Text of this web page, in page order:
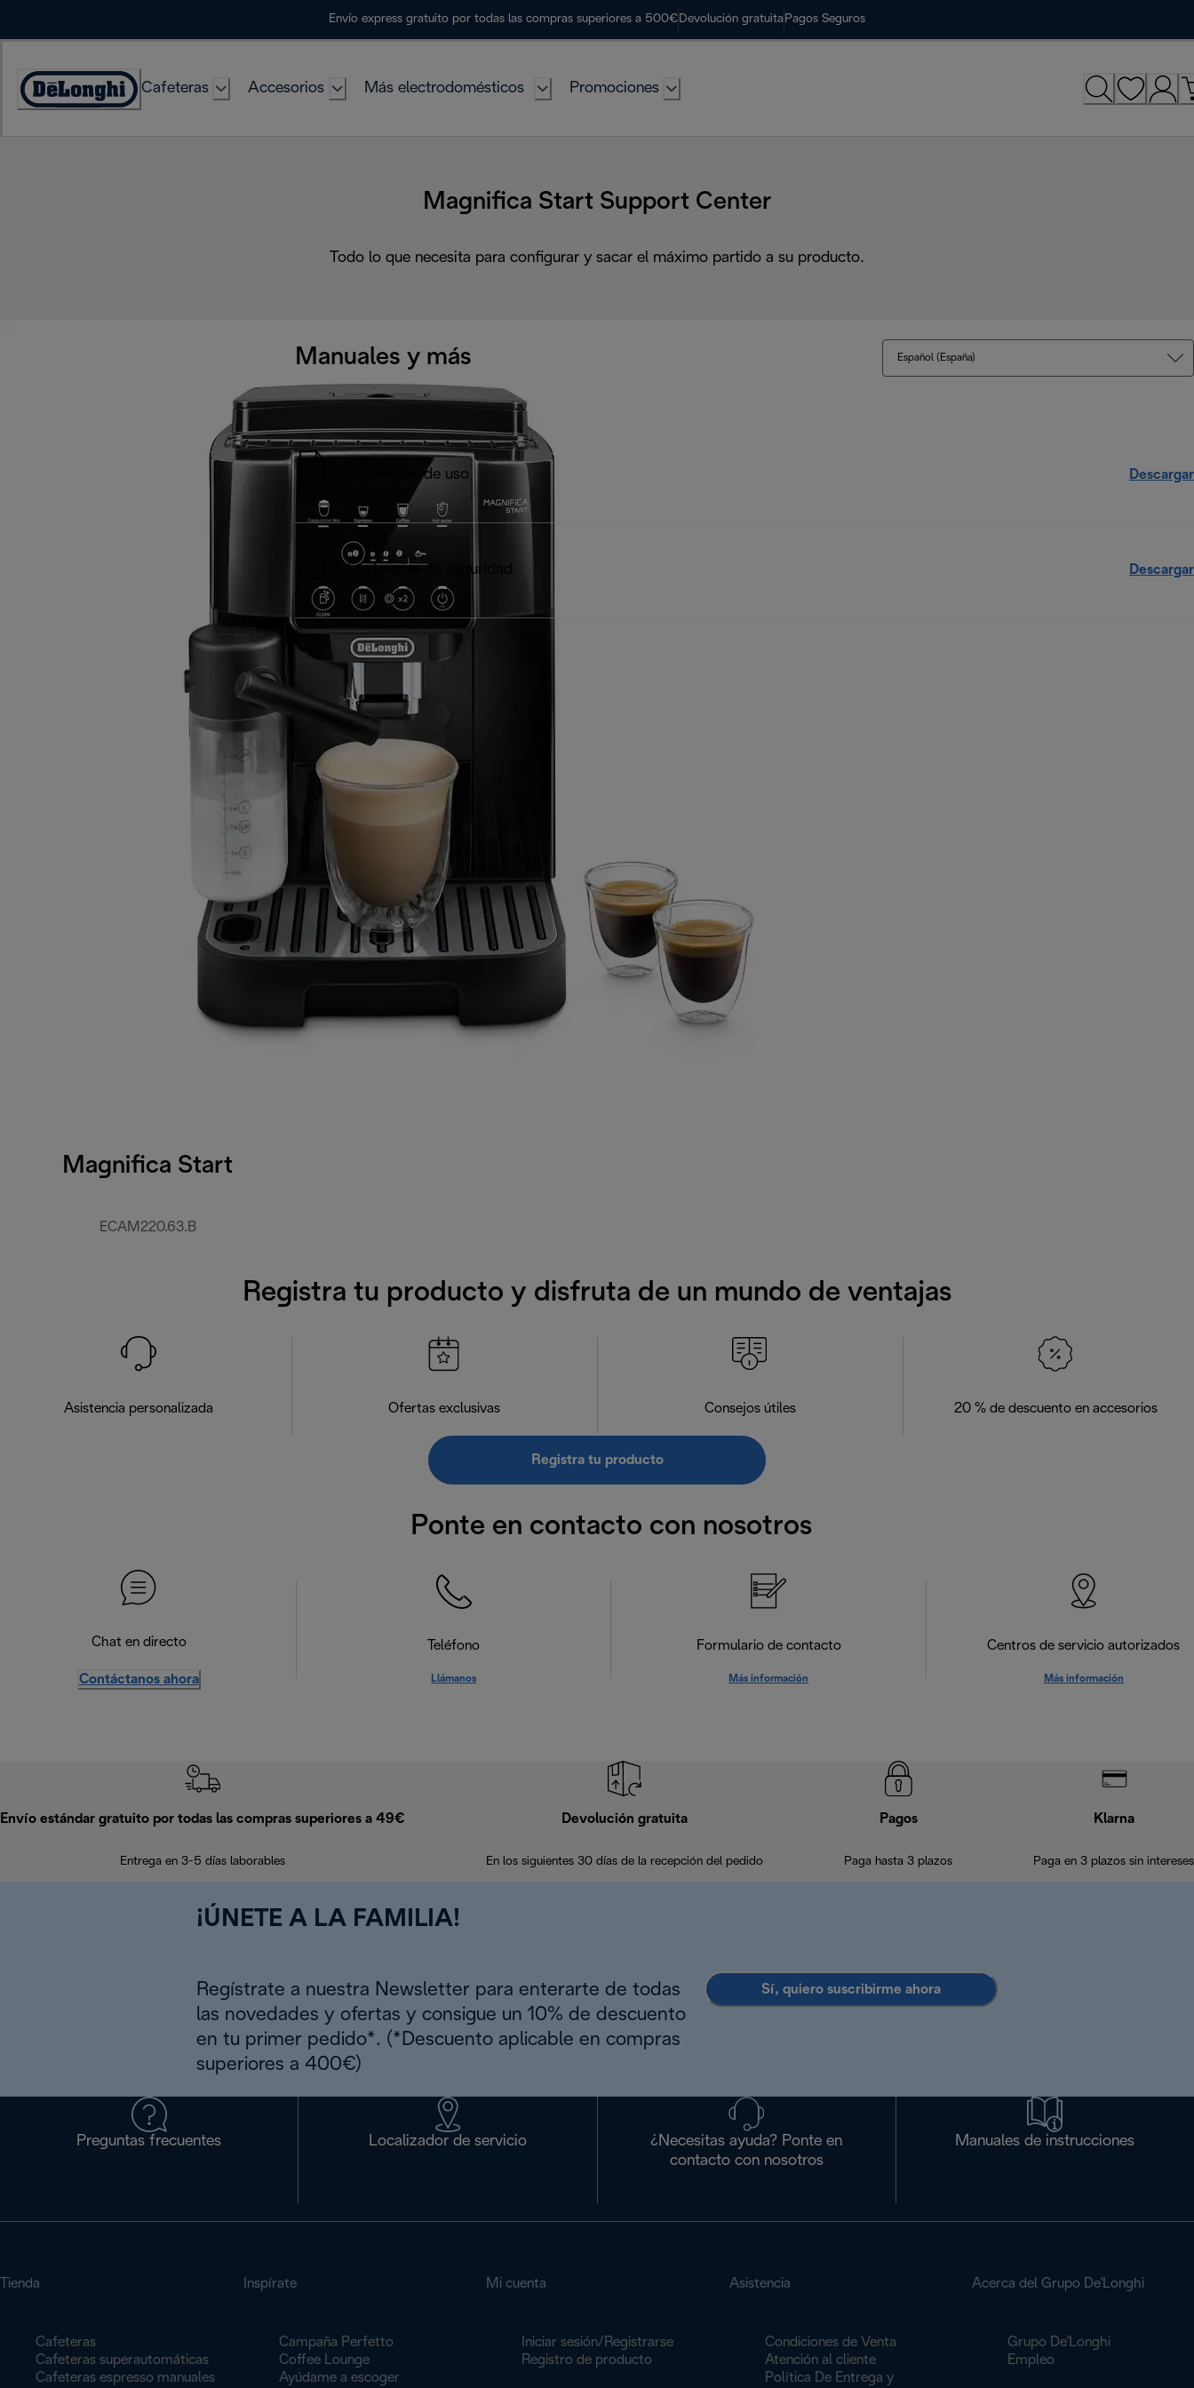
Envío express gratuito por todas las compras superiores a 500€ Devolución gratuita Pagos Seguros
Accessibility
Cafeteras Accesorios Más electrodomésticos Promociones
Magnifica Start Support Center
Todo lo que necesita para configurar y sacar el máximo partido a su producto.
Magnifica Start
ECAM220.63.B
Manuales y más Español (España)
Instrucciones de uso Descargar
Advertencias de seguridad Descargar
Registra tu producto y disfruta de un mundo de ventajas
Asistencia personalizada Ofertas exclusivas Consejos útiles 20 % de descuento en accesorios
Registra tu producto
Ponte en contacto con nosotros
Chat en directo
Contáctanos ahora
Teléfono
Llámanos
Formulario de contacto
Más información
Centros de servicio autorizados
Más información
Envío estándar gratuito por todas las compras superiores a 49€
Entrega en 3-5 días laborables
Devolución gratuita
En los siguientes 30 días de la recepción del pedido
Pagos
Paga hasta 3 plazos
Klarna
Paga en 3 plazos sin intereses
¡ÚNETE A LA FAMILIA!
Regístrate a nuestra Newsletter para enterarte de todas
las novedades y ofertas y consigue un 10% de descuento
en tu primer pedido*. (*Descuento aplicable en compras
superiores a 400€)
Sí, quiero suscribirme ahora
Preguntas frecuentes Localizador de servicio
¿Necesitas ayuda? Ponte en
contacto con nosotros
Manuales de instrucciones
Tienda
Cafeteras
Cafeteras superautomáticas
Cafeteras espresso manuales
Inspírate
Campaña Perfetto
Coffee Lounge
Ayúdame a escoger
Mi cuenta
Iniciar sesión/Registrarse
Registro de producto
Asistencia
Condiciones de Venta
Atención al cliente
Política De Entrega y
Acerca del Grupo De'Longhi
Grupo De'Longhi
Empleo